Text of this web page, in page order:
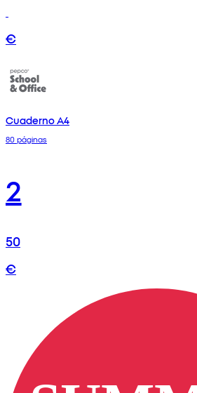
€
Cuaderno A4
80 páginas
2
50
€